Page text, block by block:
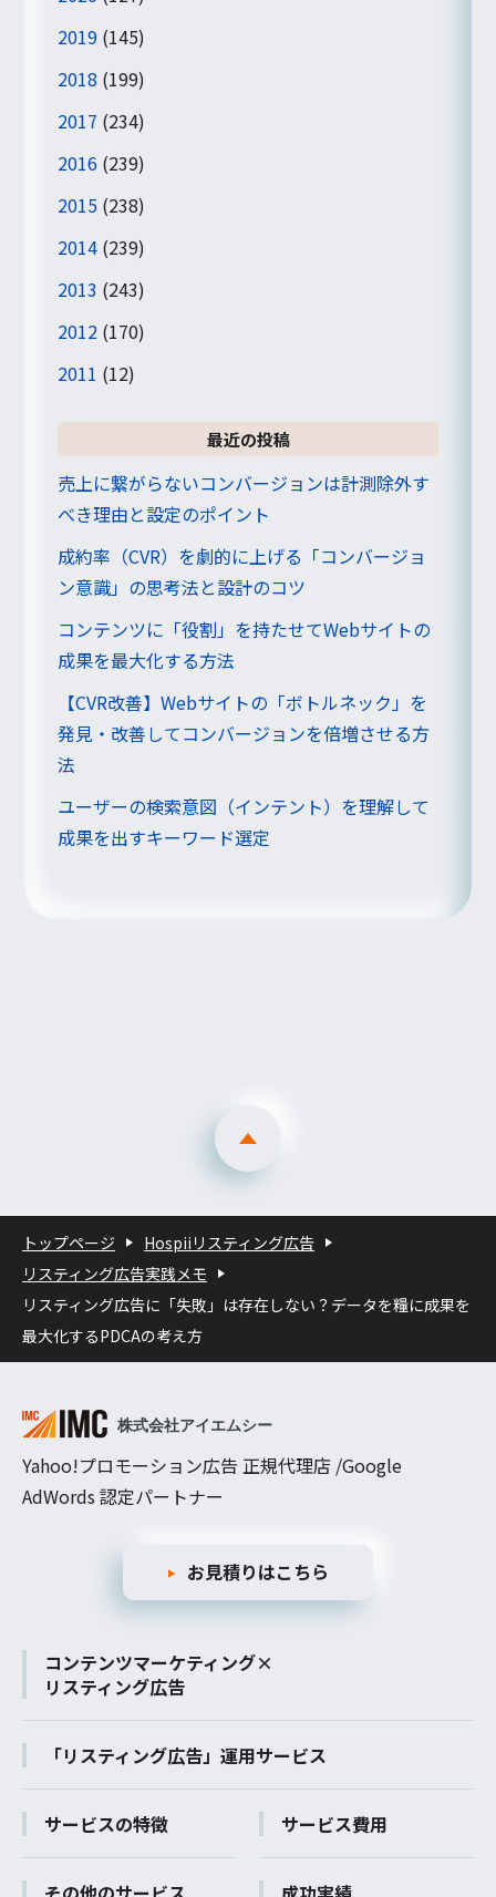
2019 (145)
2018 (199)
2017 (234)
2016 (239)
2015 (238)
2014 (239)
2013 (243)
2012 (170)
2011 (12)
最近の投稿
売上に繋がらないコンバージョンは計測除外す
べき理由と設定のポイント
成約率（CVR）を劇的に上げる「コンバージョ
ン意識」の思考法と設計のコツ
コンテンツに「役割」を持たせてWebサイトの
成果を最大化する方法
【CVR改善】Webサイトの「ボトルネック」を
発見・改善してコンバージョンを倍増させる方
法
ユーザーの検索意図（インテント）を理解して
成果を出すキーワード選定
トップページ
Hospiiリスティング広告
リスティング広告実践メモ
リスティング広告に「失敗」は存在しない？データを糧に成果を
最大化するPDCAの考え方
Yahoo!プロモーション広告 正規代理店 /Google
AdWords 認定パートナー
お見積りはこちら
コンテンツマーケティング×
リスティング広告
「リスティング広告」運用サービス
サービスの特徴 サービス費用